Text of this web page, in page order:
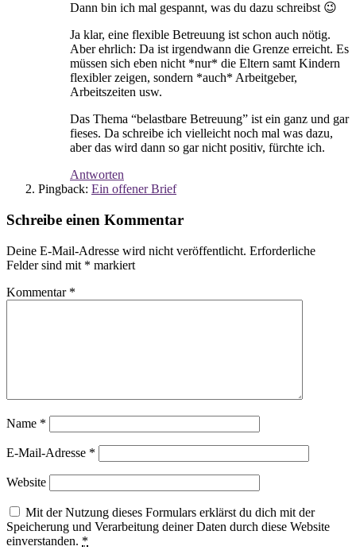
Dann bin ich mal gespannt, was du dazu schreibst 😉
Ja klar, eine flexible Betreuung ist schon auch nötig.
Aber ehrlich: Da ist irgendwann die Grenze erreicht. Es
müssen sich eben nicht *nur* die Eltern samt Kindern
flexibler zeigen, sondern *auch* Arbeitgeber,
Arbeitszeiten usw.
Das Thema “belastbare Betreuung” ist ein ganz und gar
fieses. Da schreibe ich vielleicht noch mal was dazu,
aber das wird dann so gar nicht positiv, fürchte ich.
Antworten
Pingback: Ein offener Brief
Schreibe einen Kommentar
Deine E-Mail-Adresse wird nicht veröffentlicht. Erforderliche
Felder sind mit * markiert
Kommentar *
Name *
E-Mail-Adresse *
Website
Mit der Nutzung dieses Formulars erklärst du dich mit der
Speicherung und Verarbeitung deiner Daten durch diese Website
einverstanden. *